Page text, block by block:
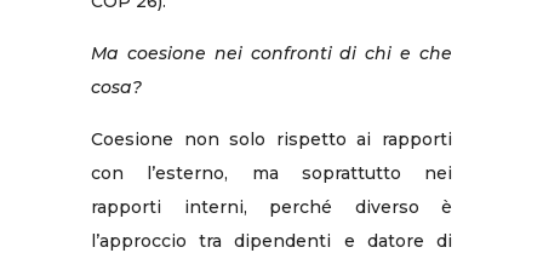
Ma coesione nei confronti di chi e che
cosa?
Coesione non solo rispetto ai rapporti
con l’esterno, ma soprattutto nei
rapporti interni, perché diverso è
l’approccio tra dipendenti e datore di